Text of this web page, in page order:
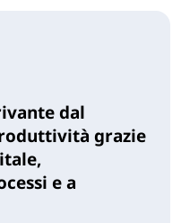
dal
grazie
e a